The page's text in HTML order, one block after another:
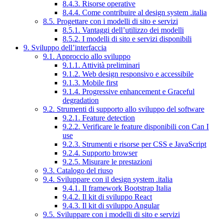
8.4.3. Risorse operative
8.4.4. Come contribuire al design system .italia
8.5. Progettare con i modelli di sito e servizi
8.5.1. Vantaggi dell’utilizzo dei modelli
8.5.2. I modelli di sito e servizi disponibili
9. Sviluppo dell’interfaccia
9.1. Approccio allo sviluppo
9.1.1. Attività preliminari
9.1.2. Web design responsivo e accessibile
9.1.3. Mobile first
9.1.4. Progressive enhancement e Graceful
degradation
9.2. Strumenti di supporto allo sviluppo del software
9.2.1. Feature detection
9.2.2. Verificare le feature disponibili con Can I
use
9.2.3. Strumenti e risorse per CSS e JavaScript
9.2.4. Supporto browser
9.2.5. Misurare le prestazioni
9.3. Catalogo del riuso
9.4. Sviluppare con il design system .italia
9.4.1. Il framework Bootstrap Italia
9.4.2. Il kit di sviluppo React
9.4.3. Il kit di sviluppo Angular
9.5. Sviluppare con i modelli di sito e servizi